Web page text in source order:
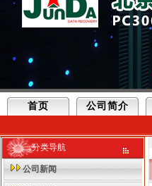
首页 公司简介
分类导航
公司新闻